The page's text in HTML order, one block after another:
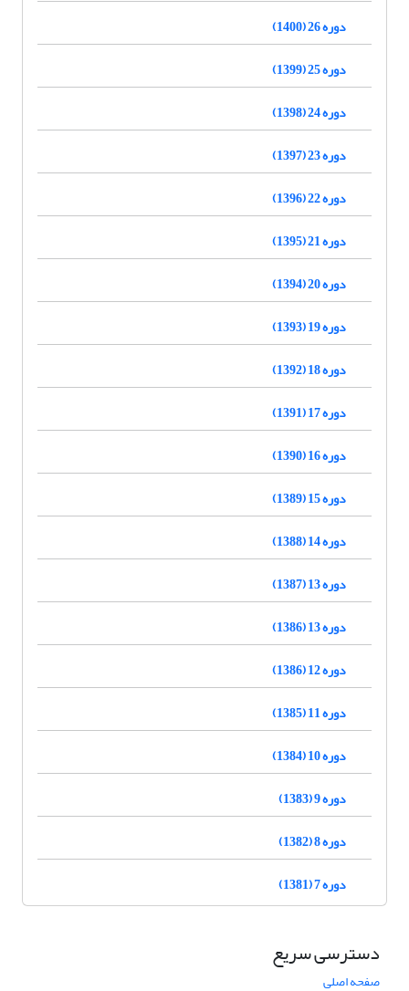
دوره 26 (1400)
دوره 25 (1399)
دوره 24 (1398)
دوره 23 (1397)
دوره 22 (1396)
دوره 21 (1395)
دوره 20 (1394)
دوره 19 (1393)
دوره 18 (1392)
دوره 17 (1391)
دوره 16 (1390)
دوره 15 (1389)
دوره 14 (1388)
دوره 13 (1387)
دوره 13 (1386)
دوره 12 (1386)
دوره 11 (1385)
دوره 10 (1384)
دوره 9 (1383)
دوره 8 (1382)
دوره 7 (1381)
دسترسی سریع
صفحه اصلی